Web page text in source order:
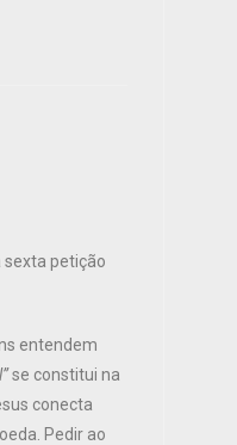
sexta petição
entendem
se constitui na
conecta
Pedir ao